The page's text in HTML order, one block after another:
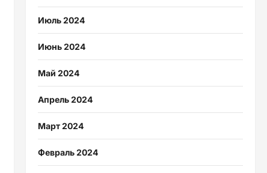
Июль 2024
Июнь 2024
Май 2024
Апрель 2024
Март 2024
Февраль 2024